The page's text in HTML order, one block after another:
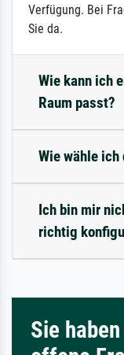
Verfügung. Bei
Sie da.
Wie kann ich
Raum passt?
Wie wähle
Ich bin mir
richtig
Sie